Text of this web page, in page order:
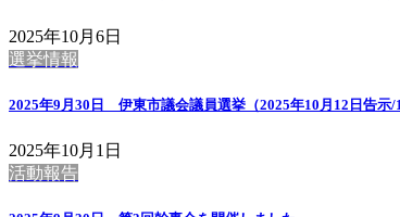
2025年10月6日
選挙情報
2025年9月30日 伊東市議会議員選挙（2025年10月12日告示/
2025年10月1日
活動報告